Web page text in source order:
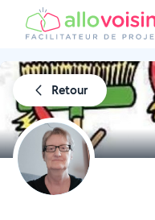
Retour